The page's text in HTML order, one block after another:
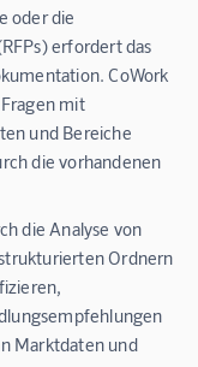
oder die
erfordert das
CoWork
mit
und Bereiche
die vorhandenen
die Analyse von
Ordnern
Marktdaten und